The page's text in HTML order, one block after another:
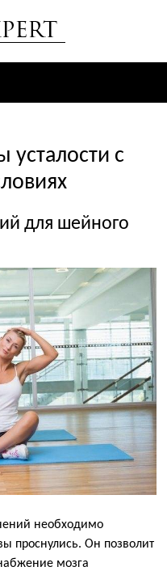
усталости с
для шейного
необходимо
проснулись. Он позволит
мозга